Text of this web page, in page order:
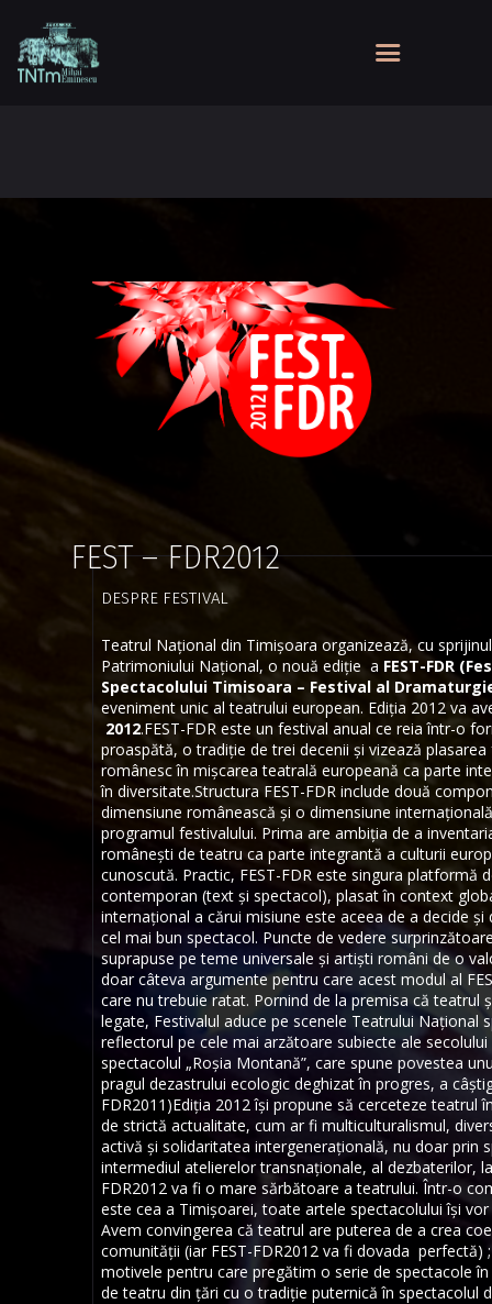
FEST – FDR2012
DESPRE FESTIVAL
Teatrul Național din Timișoara organizează, cu
Patrimoniului Național, o nouă ediție a FEST-FDR
Spectacolului Timisoara – Festival al
eveniment unic al teatrului european. Ediția 2012 va
2012.FEST-FDR este un festival anual ce reia într-o
proaspătă, o tradiție de trei decenii și vizează
românesc în mișcarea teatrală europeană ca parte
în diversitate.Structura FEST-FDR include două
dimensiune românească și o dimensiune
programul festivalului. Prima are ambiția de a
românești de teatru ca parte integrantă a culturii
cunoscută. Practic, FEST-FDR este singura platformă
contemporan (text și spectacol), plasat în context
internațional a cărui misiune este aceea de a decide
cel mai bun spectacol. Puncte de vedere
suprapuse pe teme universale și artiști români de o
doar câteva argumente pentru care acest modul al
care nu trebuie ratat. Pornind de la premisa că teatrul
legate, Festivalul aduce pe scenele Teatrului Național
reflectorul pe cele mai arzătoare subiecte ale secolului
spectacolul „Roşia Montană”, care spune povestea
pragul dezastrului ecologic deghizat în progres, a
FDR2011)Ediția 2012 își propune să cerceteze teatrul
de strictă actualitate, cum ar fi multiculturalismul,
activă și solidaritatea intergenerațională, nu doar prin
intermediul atelierelor transnaționale, al dezbaterilor,
FDR2012 va fi o mare sărbătoare a teatrului. Într-o
este cea a Timișoarei, toate artele spectacolului își
Avem convingerea că teatrul are puterea de a crea
comunității (iar FEST-FDR2012 va fi dovada perfectă)
motivele pentru care pregătim o serie de spectacole
de teatru din țări cu o tradiție puternică în spectacolul